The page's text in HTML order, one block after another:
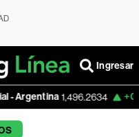
Ingresar
1,496.2634 +0.02%